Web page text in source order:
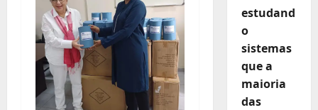
estudand
o
sistemas
que a
maioria
das